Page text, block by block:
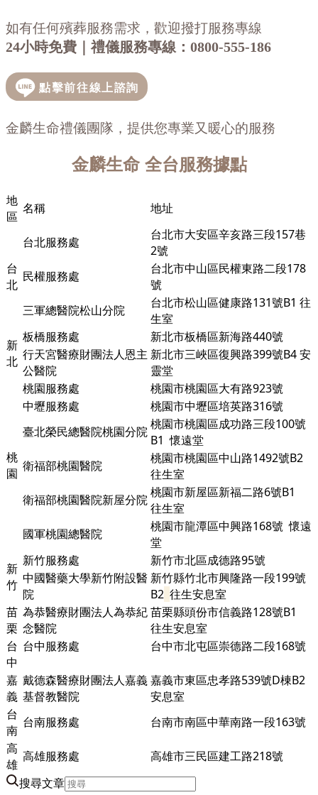
如有任何殯葬服務需求，歡迎撥打服務專線
24小時免費｜禮儀服務專線： 0800-555-186
金麟生命禮儀團隊，提供您專業又暖心的服務
金麟生命 全台服務據點
地
區
名稱 地址
台
北
台北服務處
台北市大安區辛亥路三段157巷
2號
民權服務處
台北市中山區民權東路二段178
號
三軍總醫院松山分院
台北市松山區健康路131號B1 往
生室
新
北
板橋服務處
新北市板橋區新海路440號
行天宮醫療財團法人恩主
公醫院
新北市三峽區復興路399號B4 安
靈堂
桃
園
桃園服務處
桃園市桃園區大有路923號
中壢服務處
桃園市中壢區培英路316號
臺北榮民總醫院桃園分院桃園市桃園區成功路三段100號
B1 懷遠堂
衛福部桃園醫院
桃園市桃園區中山路1492號B2
往生室
衛福部桃園醫院新屋分院桃園市新屋區新福二路6號B1
往生室
國軍桃園總醫院
桃園市龍潭區中興路168號 懷遠
堂
新
竹
新竹服務處
新竹市北區成德路95號
中國醫藥大學新竹附設醫
院
新竹縣竹北市興隆路一段199號
B2 往生安息室
苗
栗
為恭醫療財團法人為恭紀
念醫院
苗栗縣頭份市信義路128號B1
往生安息室
台
中
台中服務處 台中市北屯區崇德路二段168號
嘉
義
戴德森醫療財團法人嘉義
基督教醫院
嘉義市東區忠孝路539號D棟B2
安息室
台
南
台南服務處
台南市南區中華南路一段163號
高
雄
高雄服務處 高雄市三民區建工路218號
搜尋文章